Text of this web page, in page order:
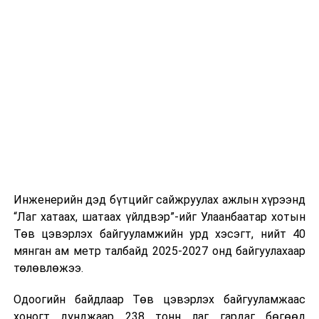
Инженерийн дэд бүтцийг сайжруулах ажлын хүрээнд
“Лаг хатаах, шатаах үйлдвэр”-ийг Улаанбаатар хотын
Төв цэвэрлэх байгууламжийн урд хэсэгт, нийт 40
мянган ам метр талбайд 2025-2027 онд байгуулахаар
төлөвлөжээ.
Одоогийн байдлаар Төв цэвэрлэх байгууламжаас